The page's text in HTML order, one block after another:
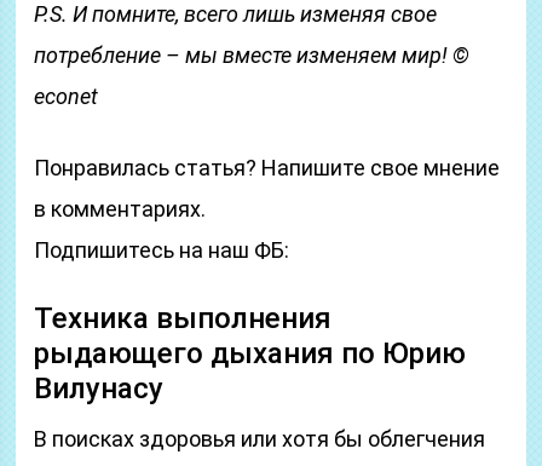
P.S. И помните, всего лишь изменяя свое
потребление – мы вместе изменяем мир! ©
econet
Понравилась статья? Напишите свое мнение
в комментариях.
Подпишитесь на наш ФБ:
Техника выполнения
рыдающего дыхания по Юрию
Вилунасу
В поисках здоровья или хотя бы облегчения